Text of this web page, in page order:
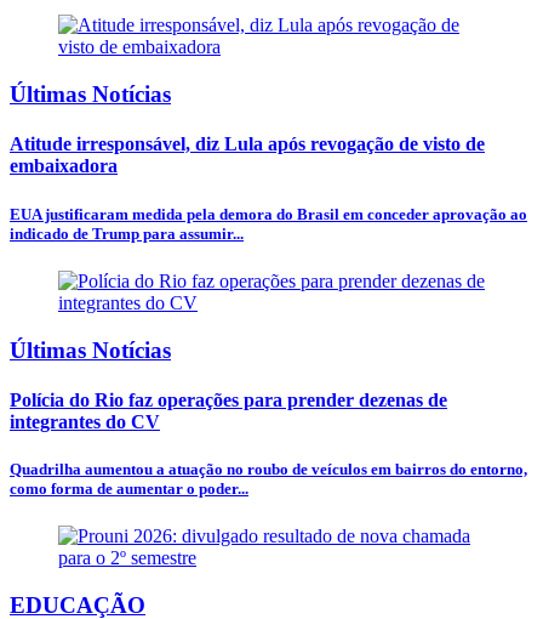
Últimas Notícias
Atitude irresponsável, diz Lula após revogação de visto de
embaixadora
EUA justificaram medida pela demora do Brasil em conceder aprovação ao
indicado de Trump para assumir...
Últimas Notícias
Polícia do Rio faz operações para prender dezenas de
integrantes do CV
Quadrilha aumentou a atuação no roubo de veículos em bairros do entorno,
como forma de aumentar o poder...
EDUCAÇÃO